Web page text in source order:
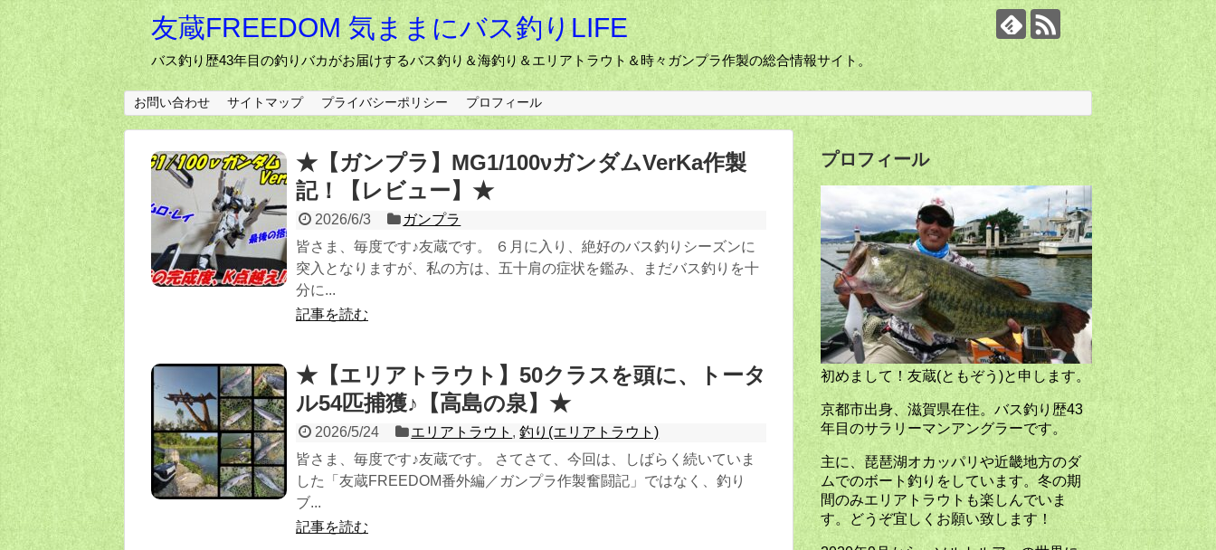
友蔵FREEDOM 気ままにバス釣りLIFE
バス釣り歴43年目の釣りバカがお届けするバス釣り＆海釣り＆エリアトラウト＆時々ガンプラ作製の総合情報サイト。
お問い合わせ サイトマップ プライバシーポリシー プロフィール
★【ガンプラ】MG1/100νガンダムVerKa作製
記！【レビュー】★
2026/6/3
ガンプラ
皆さま、毎度です♪友蔵です。 ６月に入り、絶好のバス釣りシーズンに
突入となりますが、私の方は、五十肩の症状を鑑み、まだバス釣りを十
分に...
記事を読む
★【エリアトラウト】50クラスを頭に、トータ
ル54匹捕獲♪【高島の泉】★
2026/5/24 エリアトラウト ,釣り(エリアトラウト)
皆さま、毎度です♪友蔵です。 さてさて、今回は、しばらく続いていま
した「友蔵FREEDOM番外編／ガンプラ作製奮闘記」ではなく、釣り
ブ...
記事を読む
プロフィール
初めまして！友蔵(ともぞう)と申します。
京都市出身、滋賀県在住。バス釣り歴43
年目のサラリーマンアングラーです。
主に、琵琶湖オカッパリや近畿地方のダ
ムでのボート釣りをしています。冬の期
間のみエリアトラウトも楽しんでいま
す。どうぞ宜しくお願い致します！